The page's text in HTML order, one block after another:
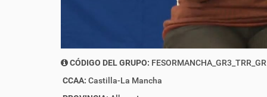
CÓDIGO DEL GRUPO:
CCAA: Castilla-La Mancha